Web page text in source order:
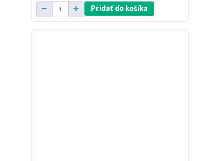
Pridať do košíka